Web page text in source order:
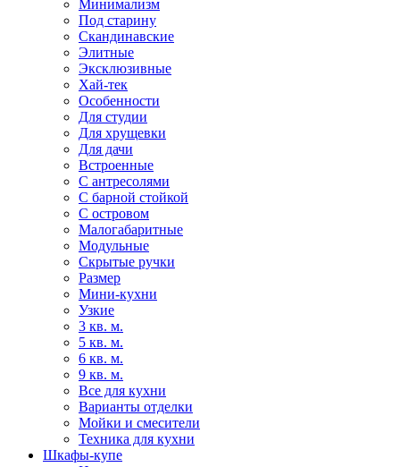
Минимализм
Под старину
Скандинавские
Элитные
Эксклюзивные
Хай-тек
Особенности
Для студии
Для хрущевки
Для дачи
Встроенные
С антресолями
С барной стойкой
С островом
Малогабаритные
Модульные
Скрытые ручки
Размер
Мини-кухни
Узкие
3 кв. м.
5 кв. м.
6 кв. м.
9 кв. м.
Все для кухни
Варианты отделки
Мойки и смесители
Техника для кухни
Шкафы-купе